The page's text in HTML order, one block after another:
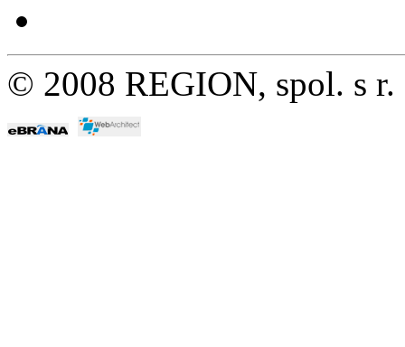
© 2008 REGION, spol. s